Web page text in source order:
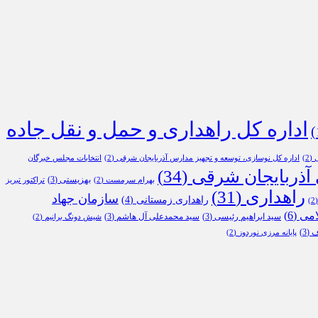
اداره کل راهداری و حمل و نقل جاده
(2) اداره کل نوسازی، توسعه و تجهیز مدارس آذربایجان شرقی (2) انتخابات مجلس خبرگان
آذربایجان شرقی (34) بهرام سرمست (2) بهزیستی (3) تراکتور تبریز
راهداری (31) راهداری زمستانی (4) سازمان جهاد
(6) سید ابراهیم رئیسی (3) سید محمدعلی آل هاشم (3) شیش دونگ برانیم (2)
(3) پایانه مرزی نوردوز (2)